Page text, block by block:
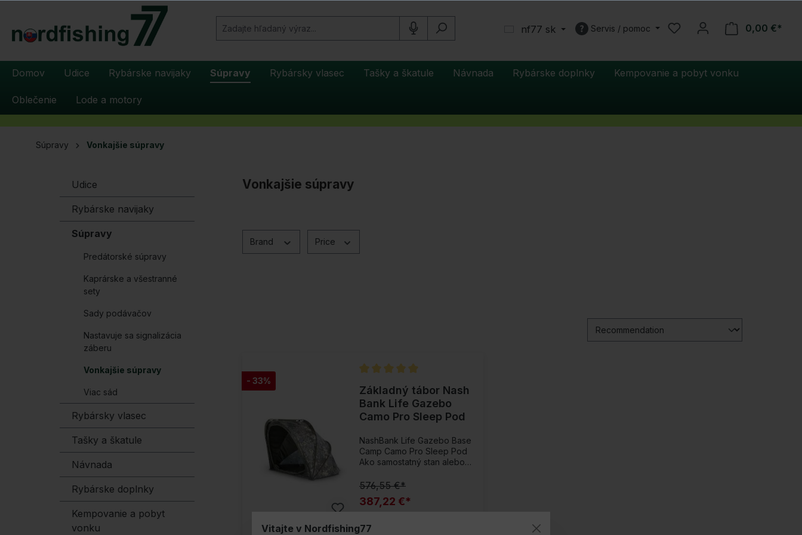
Preskočiť na hlavnú navigáciu
nf77 sk Servis / pomoc 0,00 €*
Domov Udice Rybárske navijaky Súpravy Rybársky vlasec Tašky a škatule Návnada Rybárske doplnky Kempovanie a pobyt vonku
Oblečenie Lode a motory
Súpravy Vonkajšie súpravy
Udice
Rybárske navijaky
Súpravy
Predátorské súpravy
Kaprárske a všestranné
sety
Sady podávačov
Nastavuje sa signalizácia
záberu
Vonkajšie súpravy
Viac sád
Rybársky vlasec
Tašky a škatule
Návnada
Rybárske doplnky
Kempovanie a pobyt
vonku
Vonkajšie súpravy
Brand Price
- 33%
Základný tábor Nash
Bank Life Gazebo
Camo Pro Sleep Pod
NashBank Life Gazebo Base
Camp Camo Pro Sleep Pod
Ako samostatný stan alebo
flexibilný!Overený dizajn
kabíny na spanie Bank Life,
ktorú možno použiť v
alebo ako samostatný
576,55 €*
387,22 €*
Pridať do nákupného košíka
Vitajte v Nordfishing77